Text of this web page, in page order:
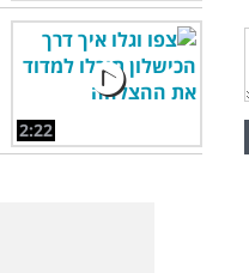
2:22